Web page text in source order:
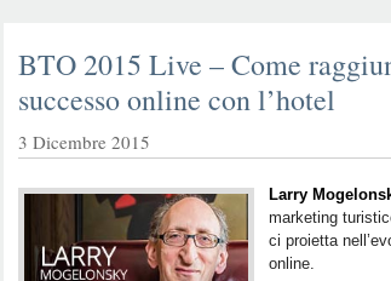
BTO 2015 Live – Come
successo online con l’hotel
3 Dicembre 2015
Larry
marketing
ci proietta
online.